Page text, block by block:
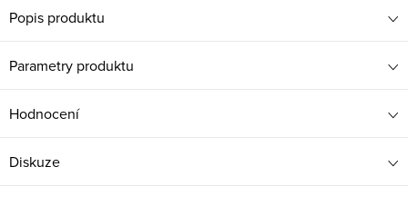
Popis produktu
Parametry produktu
Hodnocení
Diskuze